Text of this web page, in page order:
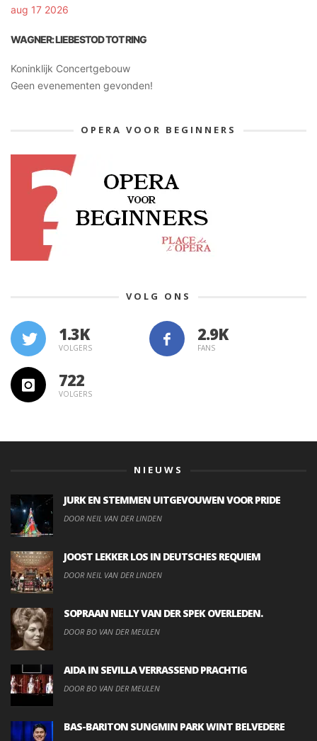
aug 17 2026
WAGNER: LIEBESTOD TOT RING
Koninklijk Concertgebouw
Geen evenementen gevonden!
OPERA VOOR BEGINNERS
VOLG ONS
1.3K
VOLGERS FANS
722
VOLGERS
NIEUWS
JURK EN STEMMEN UITGEVOUWEN VOOR PRIDE
DOOR NEIL VAN DER LINDEN
JOOST LEKKER LOS IN DEUTSCHES REQUIEM
DOOR NEIL VAN DER LINDEN
SOPRAAN NELLY VAN DER SPEK OVERLEDEN.
DOOR BO VAN DER MEULEN
AIDA IN SEVILLA VERRASSEND PRACHTIG
DOOR BO VAN DER MEULEN
BAS-BARITON SUNGMIN PARK WINT BELVEDERE